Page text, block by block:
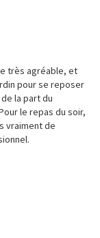
très agréable, et
pour se reposer
la part du
le repas du soir,
vraiment de